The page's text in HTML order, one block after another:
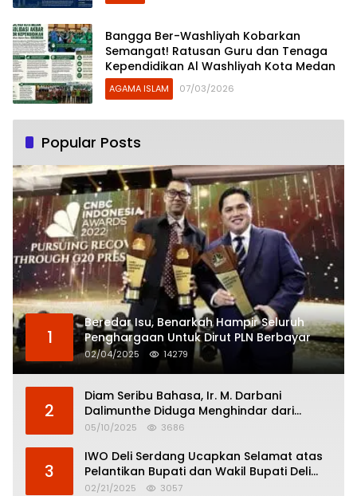
Bangga Ber-Washliyah Kobarkan
Semangat! Ratusan Guru dan Tenaga
Kependidikan Al Washliyah Kota Medan
AGAMA ISLAM 07/03/2026
Popular Posts
1
Beredar Isu, Benarkah Hampir Seluruh
Penghargaan Untuk Dirut PLN Berbayar
02/04/2025 14279
2
Diam Seribu Bahasa, Ir. M. Darbani
Dalimunthe Diduga Menghindar dari
Pertanggungjawaban Politik
05/10/2025 3686
3
IWO Deli Serdang Ucapkan Selamat atas
Pelantikan Bupati dan Wakil Bupati Deli
Serdang
02/21/2025 3057